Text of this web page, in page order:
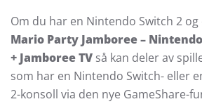
Om du har en Nintendo Switch 2 og
Mario Party Jamboree –
+ Jamboree TV så kan deler av
som har en Nintendo Switch- eller
2-konsoll via den nye GameShare-